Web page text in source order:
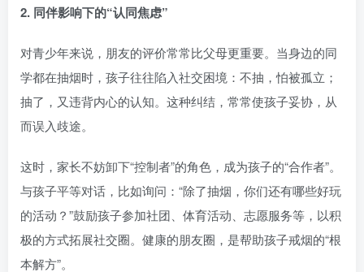
2. 同伴影响下的“认同焦虑”
对青少年来说，朋友的评价常常比父母更重要。当身边的同
学都在抽烟时，孩子往往陷入社交困境：不抽，怕被孤立；
抽了，又违背内心的认知。这种纠结，常常使孩子妥协，从
而误入歧途。
这时，家长不妨卸下“控制者”的角色，成为孩子的“合作者”。
与孩子平等对话，比如询问：“除了抽烟，你们还有哪些好玩
的活动？”鼓励孩子参加社团、体育活动、志愿服务等，以积
极的方式拓展社交圈。健康的朋友圈，是帮助孩子戒烟的“根
本解方”。